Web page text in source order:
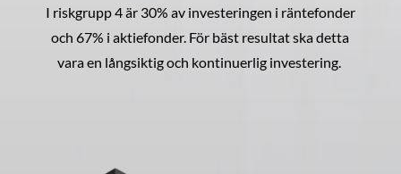
I riskgrupp 4 är 30% av investeringen i räntefonder
och 67% i aktiefonder. För bäst resultat ska detta
vara en långsiktig och kontinuerlig investering.